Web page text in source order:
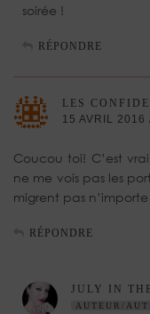
soirée !
RÉPONDRE
LES
15 AVRIL 2016
Coucou toi! C’est
ne me vois pas les
migrent pas n’importe
RÉPONDRE
JULY IN
AUTEUR/